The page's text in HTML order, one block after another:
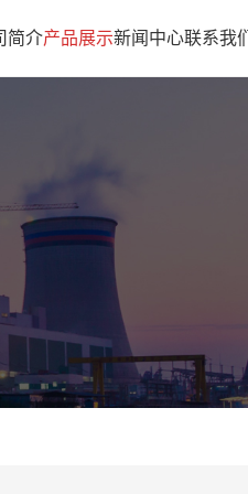
简介产品展示新闻中心联系我们